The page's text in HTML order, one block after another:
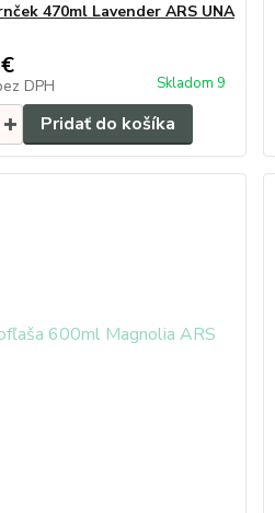
470ml Lavender ARS UNA
DPH Skladom 9
Pridať do košíka